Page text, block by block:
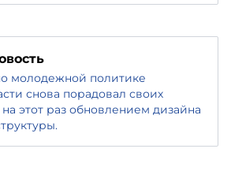
молодежной политике
снова порадовал своих
этот раз обновлением дизайна